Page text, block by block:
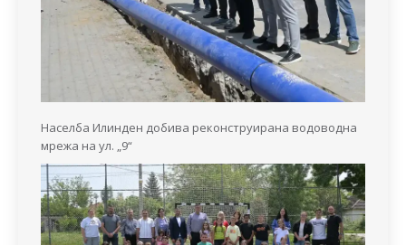
Населба Илинден добива реконструирана водоводна
мрежа на ул. „9“